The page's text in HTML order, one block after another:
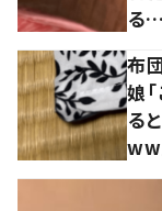
る…
布
娘
る
ww